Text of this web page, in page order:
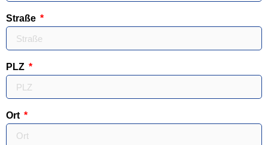
Straße
PLZ
Ort